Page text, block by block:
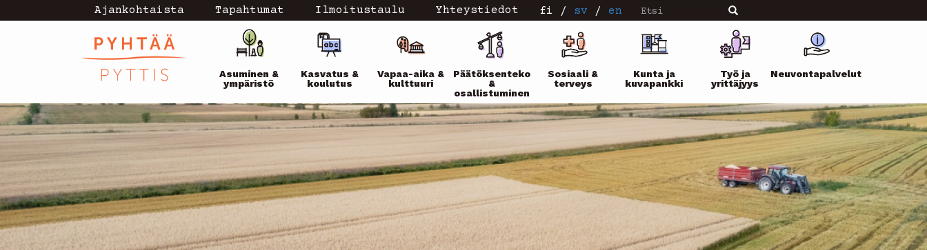
pääsisältöön
Topmenu
-
current
Ajankohtaista Tapahtumat Ilmoitustaulu Yhteystiedot fi / sv / en Etsi Etsi
Päävalikko
Asuminen &
ympäristö
Kasvatus &
koulutus
Vapaa-aika &
kulttuuri
Päätöksenteko
&
osallistuminen
Sosiaali &
terveys
Kunta ja
kuvapankki
Työ ja
yrittäjyys
Neuvontapalvelut